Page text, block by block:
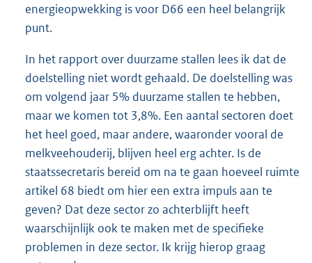
energieopwekking is voor D66 een heel belangrijk
punt.
In het rapport over duurzame stallen lees ik dat de
doelstelling niet wordt gehaald. De doelstelling was
om volgend jaar 5% duurzame stallen te hebben,
maar we komen tot 3,8%. Een aantal sectoren doet
het heel goed, maar andere, waaronder vooral de
melkveehouderij, blijven heel erg achter. Is de
staatssecretaris bereid om na te gaan hoeveel ruimte
artikel 68 biedt om hier een extra impuls aan te
geven? Dat deze sector zo achterblijft heeft
waarschijnlijk ook te maken met de specifieke
problemen in deze sector. Ik krijg hierop graag